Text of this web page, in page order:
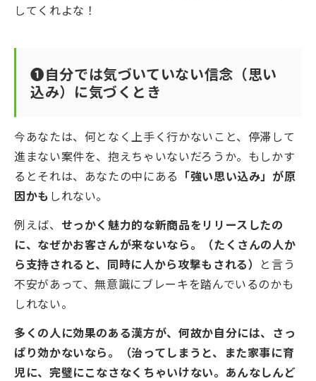
してくれよな！
❶自分では気づいていない信念（思い
込み）に気づくとき
今あなたは、何となく上手く行かないこと、停滞して
進まない案件を、抱えちゃいないだろうか。もしかす
るとそれは、あなたの中にある 「強い思い込み」が原
因かも しれない。
例えば、 せっかく魅力的な新商品をリリースしたの
に、なぜかお客さんが来ないなら。（たくさんの人か
ら支持されると、同時に人から攻撃もされる） と言う
不安があって、無意識にブレーキを踏んでいるのかも
しれない。
多くの人に効果のある漢方が、何故か自分には、さっ
ぱり効かないなら。（治ってしまうと、また家事に育
児に、完璧にこなさなくちゃいけない。あんなしんど